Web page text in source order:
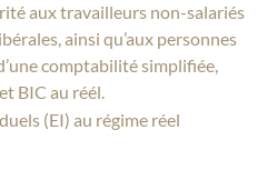
aux travailleurs non-salariés
ainsi qu’aux personnes
comptabilité simplifiée,
BIC au réél.
(EI) au régime réel